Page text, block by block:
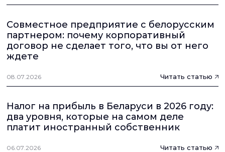
Совместное предприятие с белорусским
партнером: почему корпоративный
договор не сделает того, что вы от него
ждете
08.07.2026 Читать статью
Налог на прибыль в Беларуси в 2026 году:
два уровня, которые на самом деле
платит иностранный собственник
06.07.2026 Читать статью